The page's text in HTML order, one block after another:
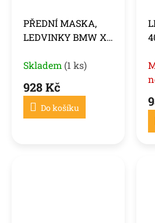
PŘEDNÍ MASKA,
LEDVINKY BMW X5
LESKLÁ ČERNÁ
Skladem (1 ks)
928 Kč
Do košíku
/